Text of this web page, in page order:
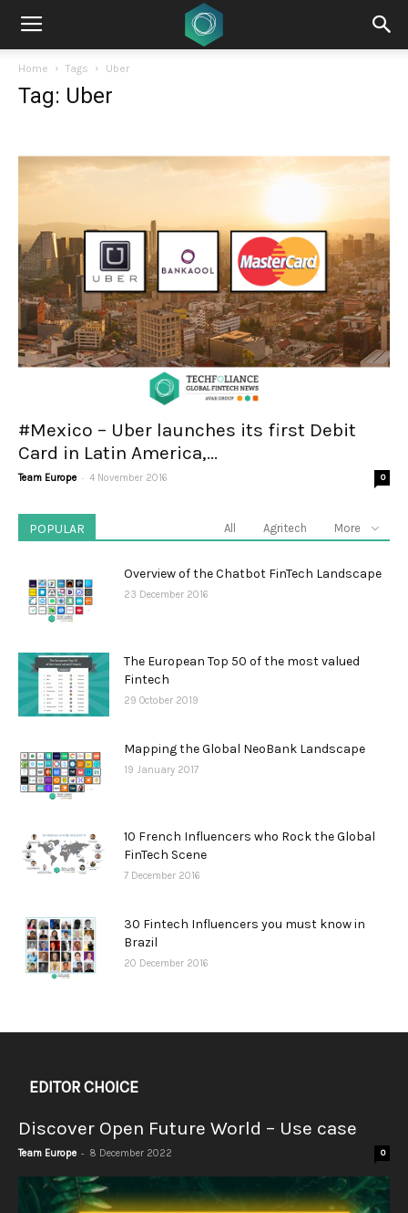
Home Tags Uber
Tag: Uber
#Mexico – Uber launches its first Debit
Card in Latin America,...
Team Europe - 4 November 2016 0
POPULAR All Agritech More
Overview of the Chatbot FinTech Landscape
23 December 2016
The European Top 50 of the most valued
Fintech
29 October 2019
Mapping the Global NeoBank Landscape
19 January 2017
10 French Influencers who Rock the Global
FinTech Scene
7 December 2016
30 Fintech Influencers you must know in
Brazil
20 December 2016
EDITOR CHOICE
Discover Open Future World – Use case
Team Europe - 8 December 2022 0